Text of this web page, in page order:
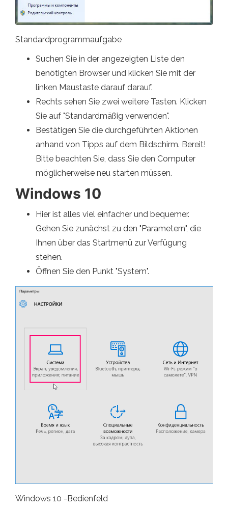
Standardprogrammaufgabe
Suchen Sie in der angezeigten Liste den
benötigten Browser und klicken Sie mit der
linken Maustaste darauf darauf.
Rechts sehen Sie zwei weitere Tasten. Klicken
Sie auf "Standardmäßig verwenden".
Bestätigen Sie die durchgeführten Aktionen
anhand von Tipps auf dem Bildschirm. Bereit!
Bitte beachten Sie, dass Sie den Computer
möglicherweise neu starten müssen.
Windows 10
Hier ist alles viel einfacher und bequemer.
Gehen Sie zunächst zu den "Parametern", die
Ihnen über das Startmenü zur Verfügung
stehen.
Öffnen Sie den Punkt "System".
Windows 10 -Bedienfeld